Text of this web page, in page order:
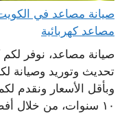
مصاعد كهربائية
صيانة مصاعد، نوفر
تحديث وتوريد وصيانة
وبأقل الأسعار ونقدم
١٠ سنوات، من خلال